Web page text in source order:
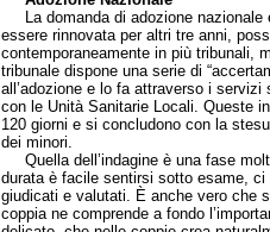
La domanda di adozione nazionale
essere rinnovata per altri tre anni,
contemporaneamente in più tribunali,
tribunale dispone una serie di
all’adozione e lo fa attraverso i
con le Unità Sanitarie Locali. Queste
120 giorni e si concludono con la
dei minori.
Quella dell’indagine è una fase
durata è facile sentirsi sotto esame,
giudicati e valutati. È anche vero che
coppia ne comprende a fondo